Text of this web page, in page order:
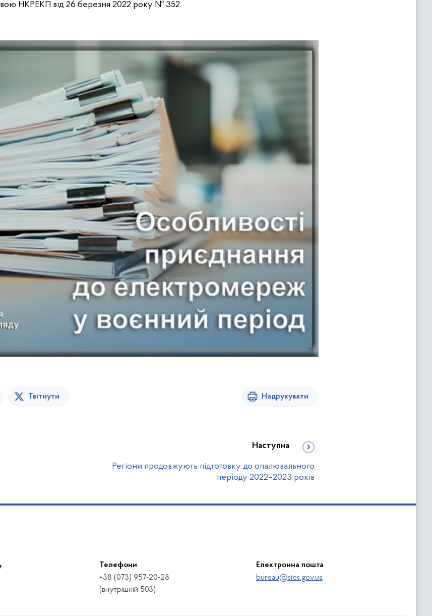
НКРЕКП від 26 березня 2022 року № 352.
Твітнути Надрукувати
Наступна
Регіони продовжують підготовку до опалювального
періоду 2022–2023 років
Телефони
+38 (073) 957-20-28
(внутрішній 503)
Електронна пошта
bureau@sies.gov.ua